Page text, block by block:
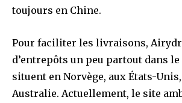
toujours en Chine.
Pour faciliter les livraisons,
d’entrepôts un peu partout dans
situent en Norvège, aux États-
Australie. Actuellement, le site